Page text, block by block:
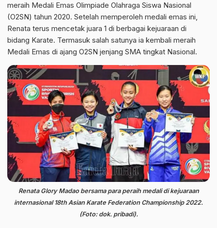
meraih Medali Emas Olimpiade Olahraga Siswa Nasional
(O2SN) tahun 2020. Setelah memperoleh medali emas ini,
Renata terus mencetak juara 1 di berbagai kejuaraan di
bidang Karate. Termasuk salah satunya ia kembali meraih
Medali Emas di ajang O2SN jenjang SMA tingkat Nasional.
Renata Glory Madao bersama para peraih medali di kejuaraan
internasional 18th Asian Karate Federation Championship 2022.
(Foto: dok. pribadi).